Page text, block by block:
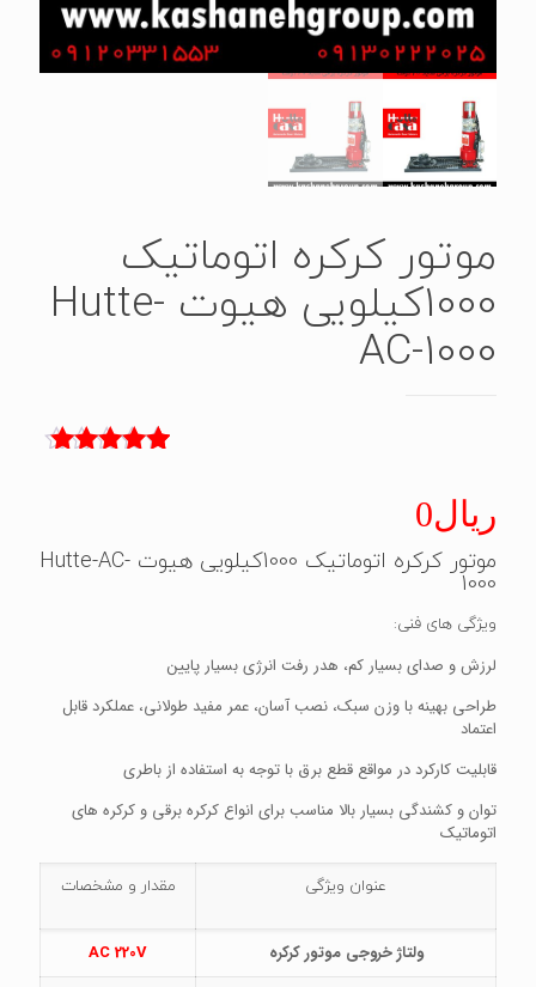
موتور کرکره اتوماتیک
1000کیلویی هیوت Hutte-
AC-1000
ریال0
موتور کرکره اتوماتیک 1000کیلویی هیوت Hutte-AC-
1000
ویژگی های فنی:
لرزش و صدای بسیار کم، هدر رفت انرژی بسیار پایین
طراحی بهینه با وزن سبک، نصب آسان، عمر مفید طولانی، عملکرد قابل
اعتماد
قابلیت کارکرد در مواقع قطع برق با توجه به استفاده از باطری
توان و کشندگی بسیار بالا مناسب برای انواع کرکره برقی و کرکره های
اتوماتیک
عنوان ویژگی مقدار و مشخصات
ولتاژ خروجی موتور کرکره
AC 220V